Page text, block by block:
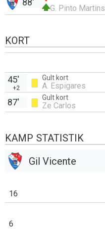
G. Pinto Martins
88'
KORT
Gult kort
A. Espigares
45'
+2
Gult kort
Ze Carlos
87'
KAMP STATISTIK
Gil Vicente
16
6